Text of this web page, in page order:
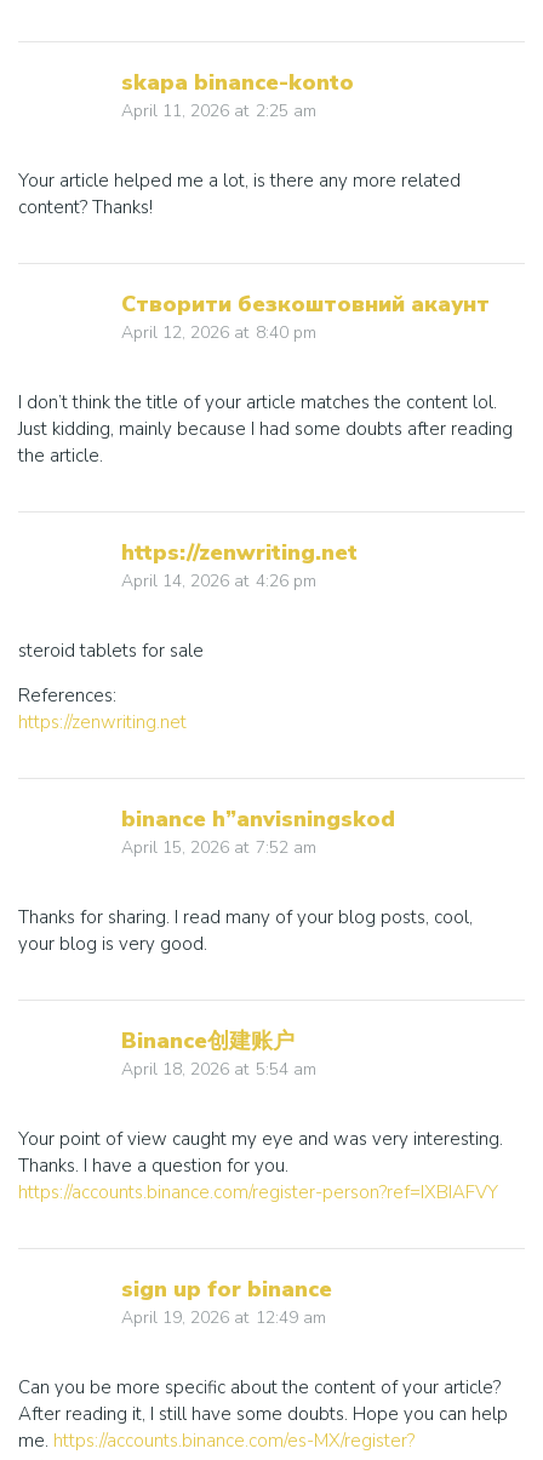
skapa binance-konto
April 11, 2026 at 2:25 am
Your article helped me a lot, is there any more related
content? Thanks!
Створити безкоштовний акаунт
April 12, 2026 at 8:40 pm
I don’t think the title of your article matches the content lol.
Just kidding, mainly because I had some doubts after reading
the article.
https://zenwriting.net
April 14, 2026 at 4:26 pm
steroid tablets for sale
References:
https://zenwriting.net
binance h”anvisningskod
April 15, 2026 at 7:52 am
Thanks for sharing. I read many of your blog posts, cool,
your blog is very good.
Binance创建账户
April 18, 2026 at 5:54 am
Your point of view caught my eye and was very interesting.
Thanks. I have a question for you.
https://accounts.binance.com/register-person?ref=IXBIAFVY
sign up for binance
April 19, 2026 at 12:49 am
Can you be more specific about the content of your article?
After reading it, I still have some doubts. Hope you can help
me. https://accounts.binance.com/es-MX/register?